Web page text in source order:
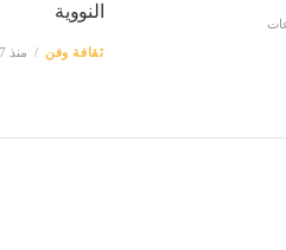
النووية
ثقافة وفن منذ 7 ساعات